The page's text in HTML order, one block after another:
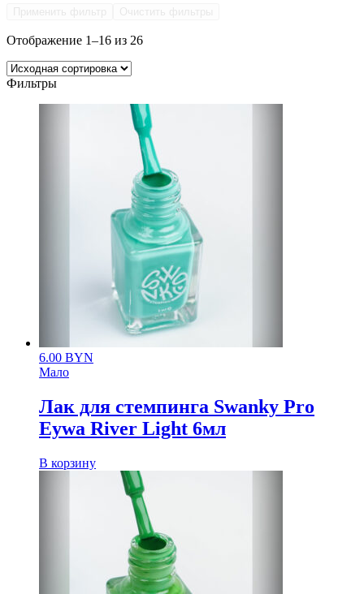
Отображение 1–16 из 26
Фильтры
6.00 BYN
Мало
Лак для стемпинга Swanky Pro
Eywa River Light 6мл
В корзину